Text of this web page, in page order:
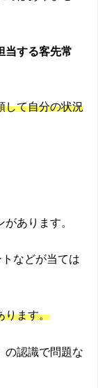
当する客先常
して自分の状況
あります。
などが当ては
ります。
の認識で問題な